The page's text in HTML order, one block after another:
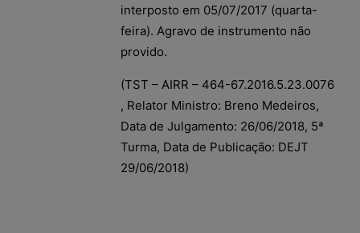
interposto em 05/07/2017 (quarta-
feira). Agravo de instrumento não
provido.
(TST – AIRR – 464-67.2016.5.23.0076
, Relator Ministro: Breno Medeiros,
Data de Julgamento: 26/06/2018, 5ª
Turma, Data de Publicação: DEJT
29/06/2018)